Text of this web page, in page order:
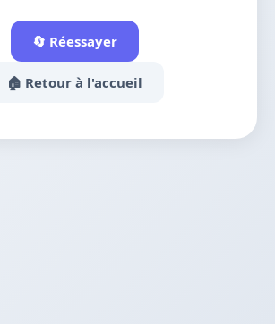
🔄 Réessayer
🏠 Retour à l'accueil